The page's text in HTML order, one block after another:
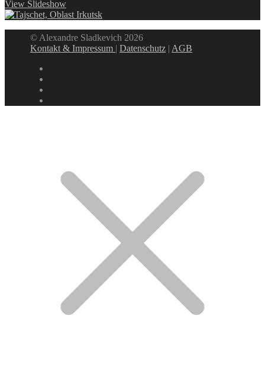
View Slideshow
© Alexandre Sladkevich 2026
Kontakt & Impressum |Datenschutz | AGB